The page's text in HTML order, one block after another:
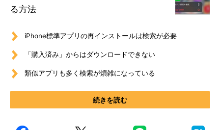
る方法
iPhone標準アプリの再インストールは検索が必要
「購入済み」からはダウンロードできない
類似アプリも多く検索が煩雑になっている
続きを読む